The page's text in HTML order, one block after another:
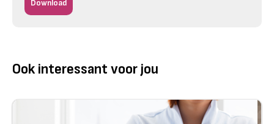
Download
Ook interessant voor jou